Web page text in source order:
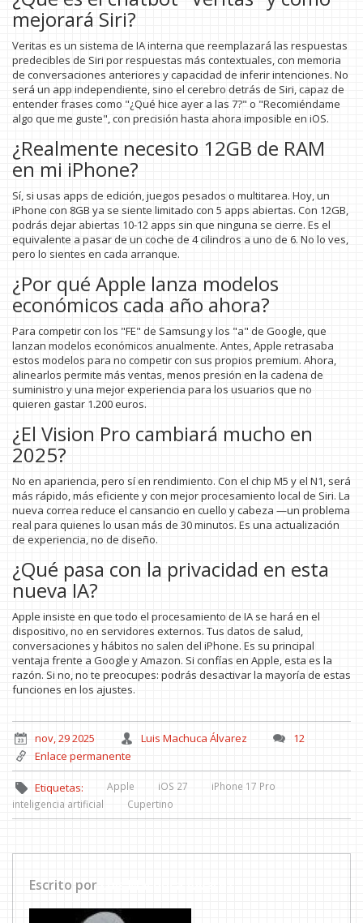
mejorará Siri?
Veritas es un sistema de IA interna que reemplazará las respuestas
predecibles de Siri por respuestas más contextuales, con memoria
de conversaciones anteriores y capacidad de inferir intenciones. No
será un app independiente, sino el cerebro detrás de Siri, capaz de
entender frases como "¿Qué hice ayer a las 7?" o "Recomiéndame
algo que me guste", con precisión hasta ahora imposible en iOS.
¿Realmente necesito 12GB de RAM
en mi iPhone?
Sí, si usas apps de edición, juegos pesados o multitarea. Hoy, un
iPhone con 8GB ya se siente limitado con 5 apps abiertas. Con 12GB,
podrás dejar abiertas 10-12 apps sin que ninguna se cierre. Es el
equivalente a pasar de un coche de 4 cilindros a uno de 6. No lo ves,
pero lo sientes en cada arranque.
¿Por qué Apple lanza modelos
económicos cada año ahora?
Para competir con los "FE" de Samsung y los "a" de Google, que
lanzan modelos económicos anualmente. Antes, Apple retrasaba
estos modelos para no competir con sus propios premium. Ahora,
alinearlos permite más ventas, menos presión en la cadena de
suministro y una mejor experiencia para los usuarios que no
quieren gastar 1.200 euros.
¿El Vision Pro cambiará mucho en
2025?
No en apariencia, pero sí en rendimiento. Con el chip M5 y el N1, será
más rápido, más eficiente y con mejor procesamiento local de Siri. La
nueva correa reduce el cansancio en cuello y cabeza —un problema
real para quienes lo usan más de 30 minutos. Es una actualización
de experiencia, no de diseño.
¿Qué pasa con la privacidad en esta
nueva IA?
Apple insiste en que todo el procesamiento de IA se hará en el
dispositivo, no en servidores externos. Tus datos de salud,
conversaciones y hábitos no salen del iPhone. Es su principal
ventaja frente a Google y Amazon. Si confías en Apple, esta es la
razón. Si no, no te preocupes: podrás desactivar la mayoría de estas
funciones en los ajustes.
nov, 29 2025 Luis Machuca Álvarez
12
Enlace permanente
Etiquetas: Apple iOS 27
iPhone 17 Pro
inteligencia artificial
Cupertino
Escrito por